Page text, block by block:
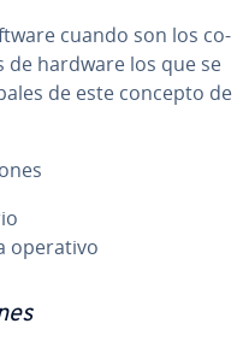
cuando son los co­
hardware los que se
de este concepto de
operativo